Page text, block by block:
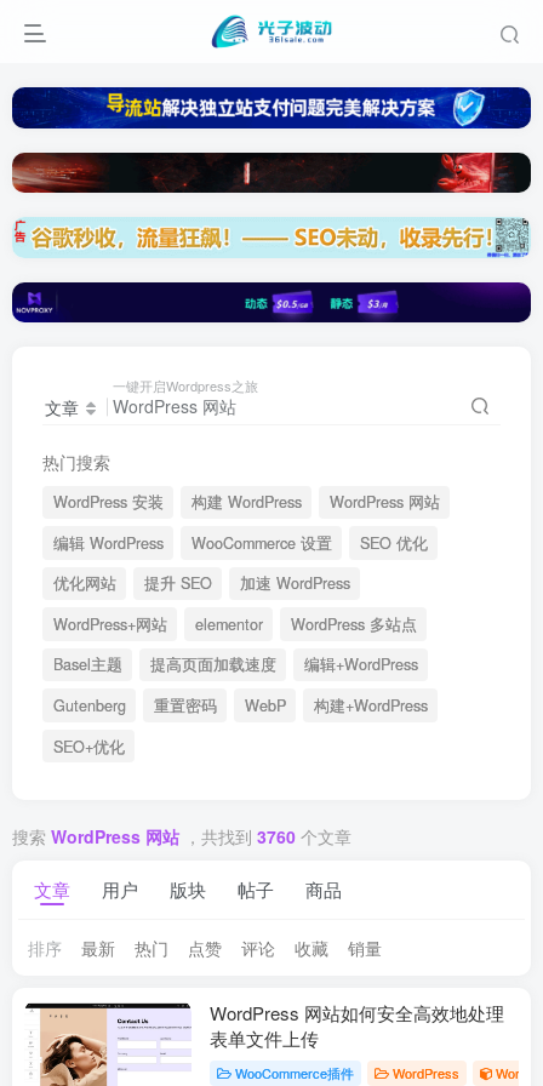
文章
一键开启Wordpress之旅
热门搜索
WordPress 安装 构建 WordPress
WordPress 网站
编辑 WordPress
WooCommerce 设置
SEO 优化
优化网站
提升 SEO
加速 WordPress
WordPress+网站
elementor
WordPress 多站点
Basel主题
提高页面加载速度
编辑+WordPress
Gutenberg
重置密码 WebP
构建+WordPress
SEO+优化
搜索 WordPress 网站 ，共找到 3760 个文章
文章 用户 版块 帖子 商品
排序 最新 热门 点赞 评论 收藏 销量
WordPress 网站如何安全高效地处理
表单文件上传
WooCommerce插件 WordPress